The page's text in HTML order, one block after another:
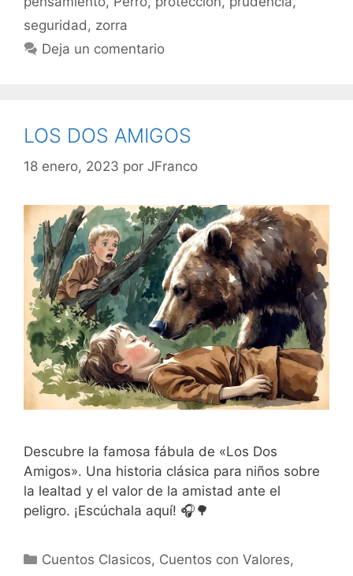
seguridad, zorra
Deja un comentario
LOS DOS AMIGOS
18 enero, 2023 por JFranco
Descubre la famosa fábula de «Los Dos
Amigos». Una historia clásica para niños sobre
la lealtad y el valor de la amistad ante el
peligro. ¡Escúchala aquí! 🎧🌳
Categorías
Cuentos Clasicos, Cuentos con Valores,